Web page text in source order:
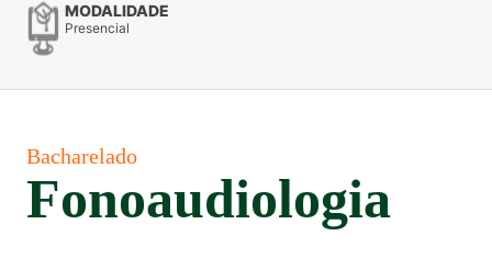
MODALIDADE
Presencial
Bacharelado
Fonoaudiologia